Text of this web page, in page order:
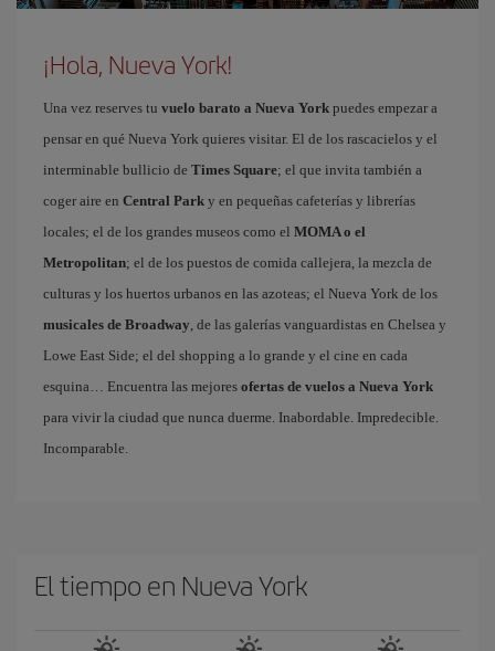
¡Hola, Nueva York!
Una vez reserves tu vuelo barato a Nueva York puedes empezar a
pensar en qué Nueva York quieres visitar. El de los rascacielos y el
interminable bullicio de Times Square; el que invita también a
coger aire en Central Park y en pequeñas cafeterías y librerías
locales; el de los grandes museos como el MOMA o el
Metropolitan; el de los puestos de comida callejera, la mezcla de
culturas y los huertos urbanos en las azoteas; el Nueva York de los
musicales de Broadway, de las galerías vanguardistas en Chelsea y
Lowe East Side; el del shopping a lo grande y el cine en cada
esquina… Encuentra las mejores ofertas de vuelos a Nueva York
para vivir la ciudad que nunca duerme. Inabordable. Impredecible.
Incomparable.
El tiempo en Nueva York